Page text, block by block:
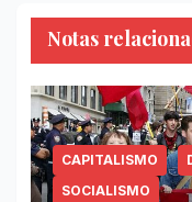
Notas
CAPITALISMO
SOCIALISMO